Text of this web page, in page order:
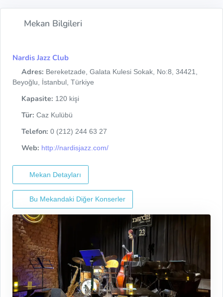
Mekan Bilgileri
Nardis Jazz Club
Adres: Bereketzade, Galata Kulesi Sokak, No:8, 34421,
Beyoğlu, İstanbul, Türkiye
Kapasite: 120 kişi
Tür: Caz Kulübü
Telefon: 0 (212) 244 63 27
Web: http://nardisjazz.com/
Mekan Detayları
Bu Mekandaki Diğer Konserler